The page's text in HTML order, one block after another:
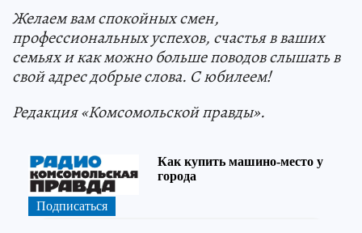
Желаем вам спокойных смен,
профессиональных успехов, счастья в ваших
семьях и как можно больше поводов слышать в
свой адрес добрые слова. С юбилеем!
Редакция «Комсомольской правды».